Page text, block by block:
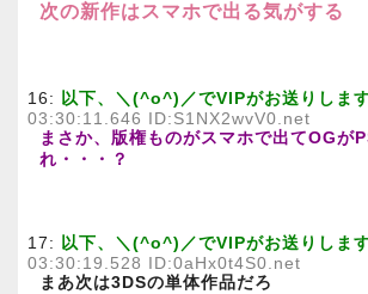
次の新作はスマホで出る気がする
16: 以下、＼(^o^)／でVIPがお送りしま
03:30:11.646 ID:S1NX2wvV0.net
まさか、版権ものがスマホで出てOGが
れ・・・？
17: 以下、＼(^o^)／でVIPがお送りしま
03:30:19.528 ID:0aHx0t4S0.net
まあ次は3DSの単体作品だろ